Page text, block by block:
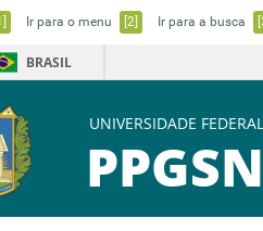
Ir para o menu [2] Ir para a busca
BRASIL
UNIVERSIDADE